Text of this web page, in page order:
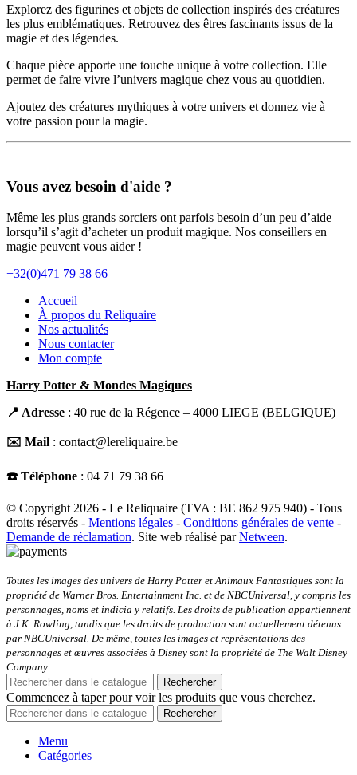
Explorez des figurines et objets de collection inspirés des créatures
les plus emblématiques. Retrouvez des êtres fascinants issus de la
magie et des légendes.
Chaque pièce apporte une touche unique à votre collection. Elle
permet de faire vivre l’univers magique chez vous au quotidien.
Ajoutez des créatures mythiques à votre univers et donnez vie à
votre passion pour la magie.
Vous avez besoin d'aide ?
Même les plus grands sorciers ont parfois besoin d’un peu d’aide
lorsqu’il s’agit d’acheter un produit magique. Nos conseillers en
magie peuvent vous aider !
+32(0)471 79 38 66
Accueil
À propos du Reliquaire
Nos actualités
Nous contacter
Mon compte
Harry Potter & Mondes Magiques
📍 Adresse : 40 rue de la Régence – 4000 LIEGE (BELGIQUE)
✉️ Mail : contact@lereliquaire.be
☎️ Téléphone : 04 71 79 38 66
© Copyright 2026 - Le Reliquaire (TVA : BE 862 975 940) - Tous
droits réservés - Mentions légales - Conditions générales de vente -
Demande de réclamation. Site web réalisé parNetween.
Toutes les images des univers de Harry Potter et Animaux Fantastiques sont la
propriété de Warner Bros. Entertainment Inc. et de NBCUniversal, y compris les
personnages, noms et indicia y relatifs. Les droits de publication appartiennent
à J.K. Rowling, tandis que les droits de production sont actuellement détenus
par NBCUniversal. De même, toutes les images et représentations des
personnages et œuvres associées à Disney sont la propriété de The Walt Disney
Company.
Rechercher
Commencez à taper pour voir les produits que vous cherchez.
Rechercher
Menu
Catégories